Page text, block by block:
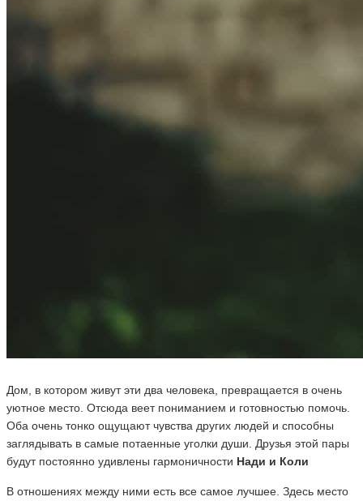
Дом, в котором живут эти два человека, превращается в очень
уютное место. Отсюда веет пониманием и готовностью помочь.
Оба очень тонко ощущают чувства других людей и способны
заглядывать в самые потаенные уголки души. Друзья этой пары
будут постоянно удивлены гармоничности Нади и Коли
В отношениях между ними есть все самое лучшее. Здесь место